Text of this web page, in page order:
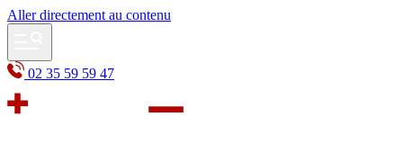
Aller directement au contenu
02 35 59 59 47